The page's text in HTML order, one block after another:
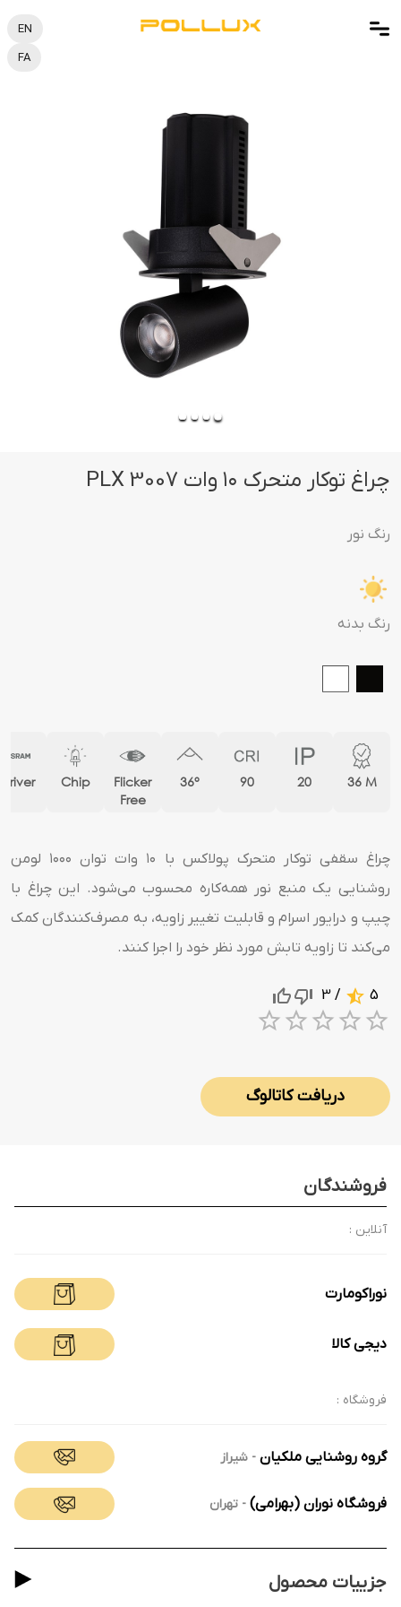
EN
FA
چراغ توکار متحرک ۱۰ وات PLX 3007
رنگ نور
رنگ بدنه
36 M
20
90
36°
Flicker
Free
Chip
Driver
چراغ سقفی توکار متحرک پولاکس با ۱۰ وات توان ۱۰۰۰ لومن
روشنایی یک منبع نور همه‌کاره محسوب می‌شود. این چراغ با
چیپ و درایور اسرام و قابلیت تغییر زاویه، به مصرف‌کنندگان کمک
می‌کند تا زاویه تابش مورد نظر خود را اجرا کنند.
5
/ 3
دریافت کاتالوگ
فروشندگان
آنلاین :
نوراکومارت
دیجی کالا
فروشگاه :
گروه روشنایی ملکیان - شیراز
فروشگاه نوران (بهرامی) - تهران
جزییات محصول